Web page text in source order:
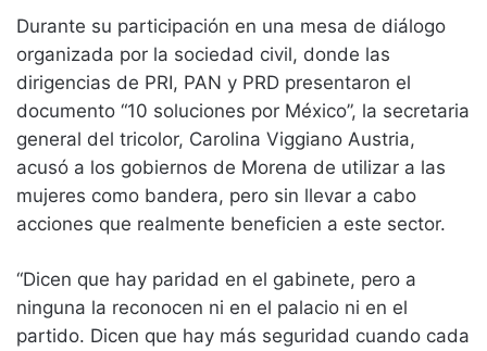
Durante su participación en una mesa de diálogo
organizada por la sociedad civil, donde las
dirigencias de PRI, PAN y PRD presentaron el
documento “10 soluciones por México”, la secretaria
general del tricolor, Carolina Viggiano Austria,
acusó a los gobiernos de Morena de utilizar a las
mujeres como bandera, pero sin llevar a cabo
acciones que realmente beneficien a este sector.
“Dicen que hay paridad en el gabinete, pero a
ninguna la reconocen ni en el palacio ni en el
partido. Dicen que hay más seguridad cuando cada